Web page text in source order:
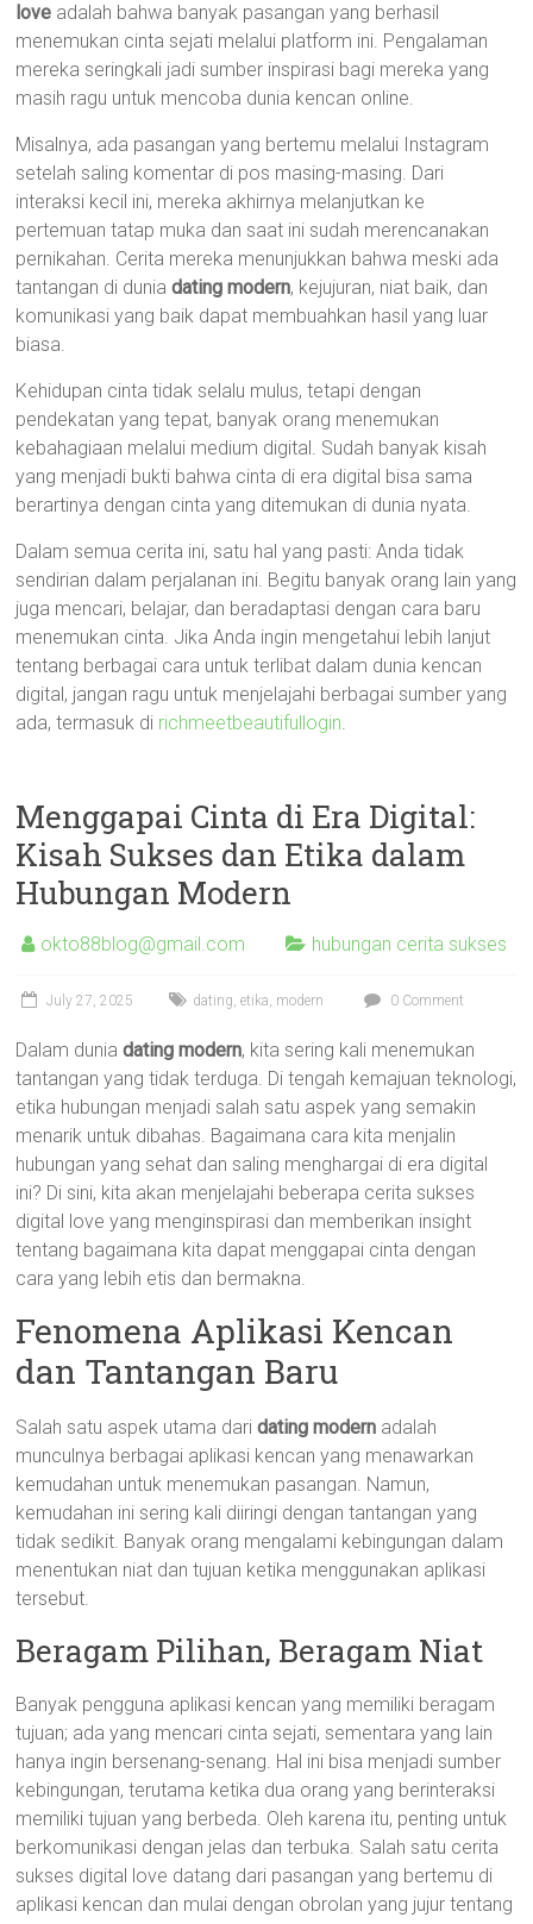
love adalah bahwa banyak pasangan yang berhasil
menemukan cinta sejati melalui platform ini. Pengalaman
mereka seringkali jadi sumber inspirasi bagi mereka yang
masih ragu untuk mencoba dunia kencan online.
Misalnya, ada pasangan yang bertemu melalui Instagram
setelah saling komentar di pos masing-masing. Dari
interaksi kecil ini, mereka akhirnya melanjutkan ke
pertemuan tatap muka dan saat ini sudah merencanakan
pernikahan. Cerita mereka menunjukkan bahwa meski ada
tantangan di duniadating modern, kejujuran, niat baik, dan
komunikasi yang baik dapat membuahkan hasil yang luar
biasa.
Kehidupan cinta tidak selalu mulus, tetapi dengan
pendekatan yang tepat, banyak orang menemukan
kebahagiaan melalui medium digital. Sudah banyak kisah
yang menjadi bukti bahwa cinta di era digital bisa sama
berartinya dengan cinta yang ditemukan di dunia nyata.
Dalam semua cerita ini, satu hal yang pasti: Anda tidak
sendirian dalam perjalanan ini. Begitu banyak orang lain yang
juga mencari, belajar, dan beradaptasi dengan cara baru
menemukan cinta. Jika Anda ingin mengetahui lebih lanjut
tentang berbagai cara untuk terlibat dalam dunia kencan
digital, jangan ragu untuk menjelajahi berbagai sumber yang
ada, termasuk di richmeetbeautifullogin.
Menggapai Cinta di Era Digital:
Kisah Sukses dan Etika dalam
Hubungan Modern
okto88blog@gmail.com hubungan cerita sukses
July 27, 2025 dating,etika, modern 0 Comment
Dalam duniadating modern, kita sering kali menemukan
tantangan yang tidak terduga. Di tengah kemajuan teknologi,
etika hubungan menjadi salah satu aspek yang semakin
menarik untuk dibahas. Bagaimana cara kita menjalin
hubungan yang sehat dan saling menghargai di era digital
ini? Di sini, kita akan menjelajahi beberapa cerita sukses
digital love yang menginspirasi dan memberikan insight
tentang bagaimana kita dapat menggapai cinta dengan
cara yang lebih etis dan bermakna.
Fenomena Aplikasi Kencan
dan Tantangan Baru
Salah satu aspek utama daridating modern adalah
munculnya berbagai aplikasi kencan yang menawarkan
kemudahan untuk menemukan pasangan. Namun,
kemudahan ini sering kali diiringi dengan tantangan yang
tidak sedikit. Banyak orang mengalami kebingungan dalam
menentukan niat dan tujuan ketika menggunakan aplikasi
tersebut.
Beragam Pilihan, Beragam Niat
Banyak pengguna aplikasi kencan yang memiliki beragam
tujuan; ada yang mencari cinta sejati, sementara yang lain
hanya ingin bersenang-senang. Hal ini bisa menjadi sumber
kebingungan, terutama ketika dua orang yang berinteraksi
memiliki tujuan yang berbeda. Oleh karena itu, penting untuk
berkomunikasi dengan jelas dan terbuka. Salah satu cerita
sukses digital love datang dari pasangan yang bertemu di
aplikasi kencan dan mulai dengan obrolan yang jujur tentang